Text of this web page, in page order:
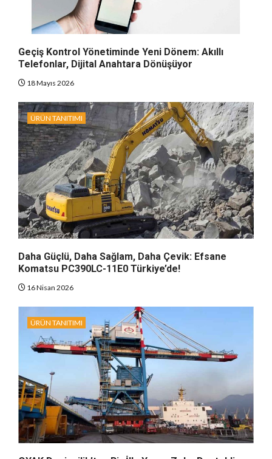
Geçiş Kontrol Yönetiminde Yeni Dönem: Akıllı
Telefonlar, Dijital Anahtara Dönüşüyor
18 Mayıs 2026
ÜRÜN TANITIMI
Daha Güçlü, Daha Sağlam, Daha Çevik: Efsane
Komatsu PC390LC-11E0 Türkiye’de!
16 Nisan 2026
ÜRÜN TANITIMI